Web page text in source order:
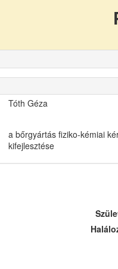
Tóth Géza
a bőrgyártás fiziko-kémiai
kifejlesztése